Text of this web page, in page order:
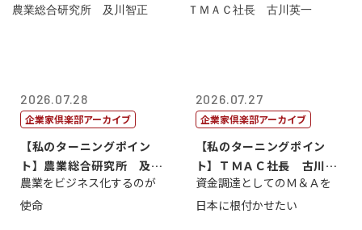
2026.07.28
企業家倶楽部アーカイブ
【私のターニングポイン
ト】農業総合研究所 及川
智正
農業をビジネス化するのが
使命
2026.07.27
企業家倶楽部アーカイブ
【私のターニングポイン
ト】ＴＭＡＣ社長 古川英
一
資金調達としてのＭ＆Ａを
日本に根付かせたい